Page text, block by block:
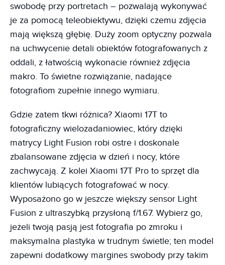
swobodę przy portretach – pozwalają wykonywać
je za pomocą teleobiektywu, dzięki czemu zdjęcia
mają większą głębię. Duży zoom optyczny pozwala
na uchwycenie detali obiektów fotografowanych z
oddali, z łatwością wykonacie również zdjęcia
makro. To świetne rozwiązanie, nadające
fotografiom zupełnie innego wymiaru.
Gdzie zatem tkwi różnica? Xiaomi 17T to
fotograficzny wielozadaniowiec, który dzięki
matrycy Light Fusion robi ostre i doskonale
zbalansowane zdjęcia w dzień i nocy, które
zachwycają. Z kolei Xiaomi 17T Pro to sprzęt dla
klientów lubiących fotografować w nocy.
Wyposażono go w jeszcze większy sensor Light
Fusion z ultraszybką przysłoną f/1.67. Wybierz go,
jeżeli twoją pasją jest fotografia po zmroku i
maksymalna plastyka w trudnym świetle; ten model
zapewni dodatkowy margines swobody przy takim